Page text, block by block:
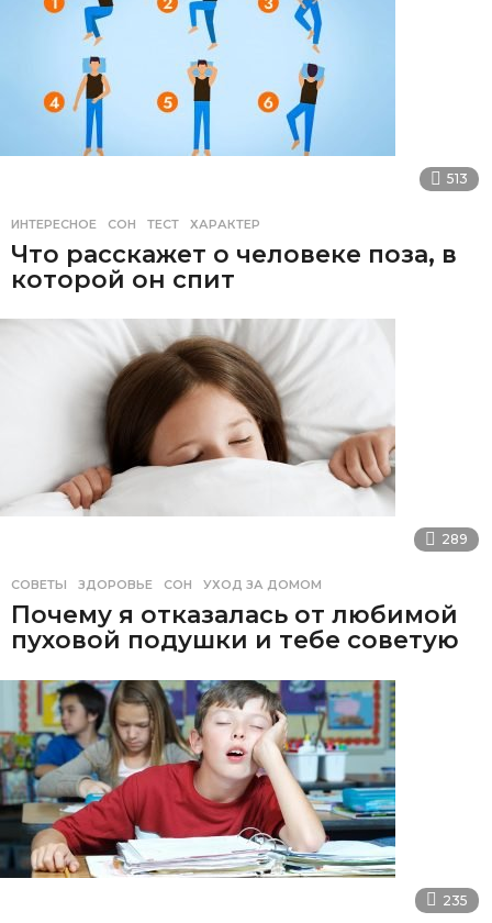
513
ИНТЕРЕСНОЕ СОН ,ТЕСТ ,ХАРАКТЕР
Что расскажет о человеке поза, в
которой он спит
289
СОВЕТЫ ЗДОРОВЬЕ ,СОН ,УХОД ЗА ДОМОМ
Почему я отказалась от любимой
пуховой подушки и тебе советую
235